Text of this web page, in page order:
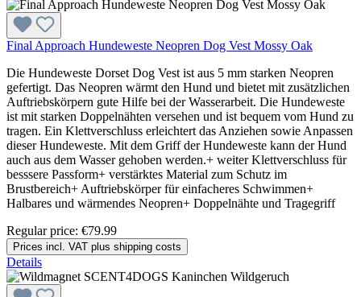
Final Approach Hundeweste Neopren Dog Vest Mossy Oak
Die Hundeweste Dorset Dog Vest ist aus 5 mm starken Neopren
gefertigt. Das Neopren wärmt den Hund und bietet mit zusätzlichen
Auftriebskörpern gute Hilfe bei der Wasserarbeit. Die Hundeweste
ist mit starken Doppelnähten versehen und ist bequem vom Hund zu
tragen. Ein Klettverschluss erleichtert das Anziehen sowie Anpassen
dieser Hundeweste. Mit dem Griff der Hundeweste kann der Hund
auch aus dem Wasser gehoben werden.+ weiter Klettverschluss für
besssere Passform+ verstärktes Material zum Schutz im
Brustbereich+ Auftriebskörper für einfacheres Schwimmen+
Halbares und wärmendes Neopren+ Doppelnähte und Tragegriff
Regular price: €79.99
Prices incl. VAT plus shipping costs
Details